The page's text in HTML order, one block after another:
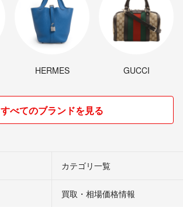
HERMES GUCCI
すべてのブランドを見る
カテゴリ一覧
買取・相場価格情報